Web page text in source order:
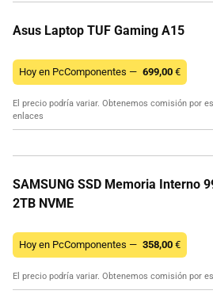
Asus Laptop TUF Gaming A15
Hoy en PcComponentes — 699,00 €
El precio podría variar. Obtenemos comisión por
enlaces
SAMSUNG SSD Memoria Interno
2TB NVME
Hoy en PcComponentes — 358,00 €
El precio podría variar. Obtenemos comisión por